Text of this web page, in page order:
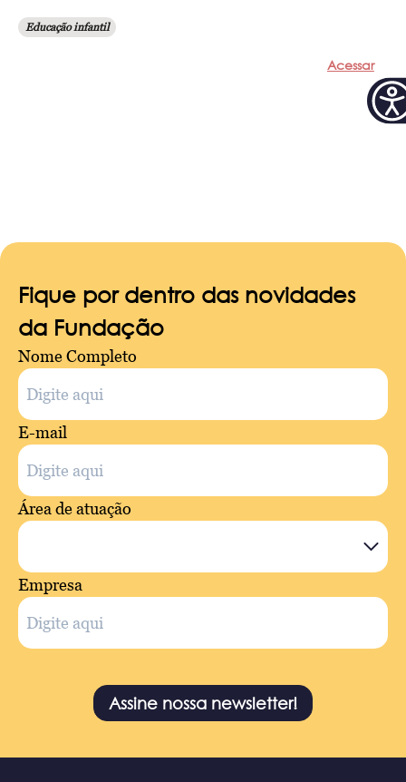
Educação infantil
Acessar
Fique por dentro das novidades
da Fundação
Nome Completo
E-mail
Área de atuação
Empresa
Assine nossa newsletter!